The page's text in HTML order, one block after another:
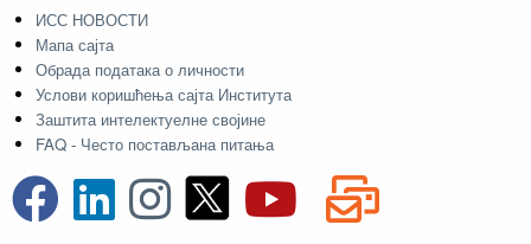
ИСС НОВОСТИ
Мапа сајта
Обрада података о личности
Услови коришћења сајта Института
Заштита интелектуелне својине
FAQ - Често постављана питања